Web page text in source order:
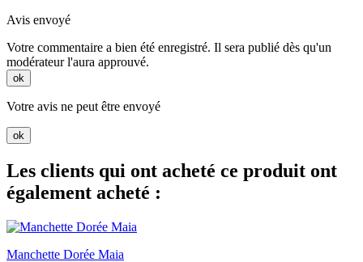
Avis envoyé
Votre commentaire a bien été enregistré. Il sera publié dès qu'un
modérateur l'aura approuvé.
ok
Votre avis ne peut être envoyé
ok
Les clients qui ont acheté ce produit ont
également acheté :
Manchette Dorée Maia